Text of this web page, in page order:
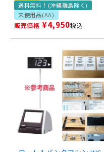
送料無料！(沖縄離島除く)
未使用品(AA)
販売価格 ¥4,950税込